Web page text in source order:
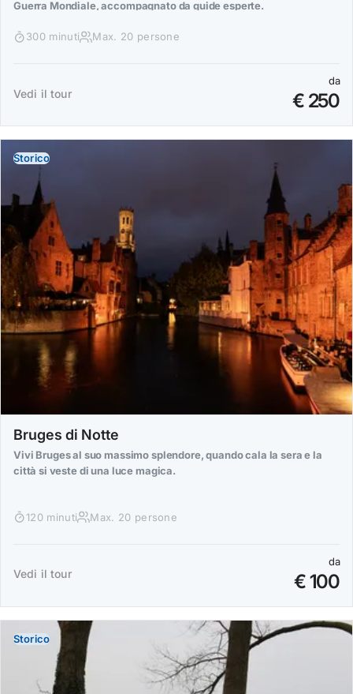
Guerra Mondiale, accompagnato da guide esperte.
300 minuti Max. 20 persone
Vedi il tour
da
€ 250
Storico
Bruges di Notte
Vivi Bruges al suo massimo splendore, quando cala la sera e la
città si veste di una luce magica.
120 minuti Max. 20 persone
Vedi il tour
da
€ 100
Storico